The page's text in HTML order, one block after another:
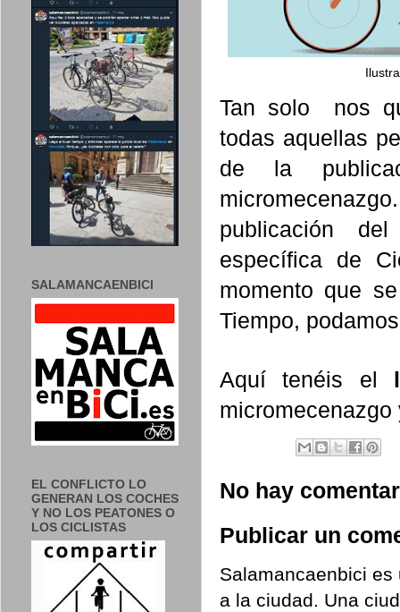
Tan solo nos
todas aquellas
de la
publicación
específica de
momento que
Tiempo,
Aquí tenéis el
micromecenazgo
No hay
Publicar un
Salamancaenbici
a la ciudad. Una
SALAMANCAENBICI
EL CONFLICTO LO
GENERAN LOS COCHES
Y NO LOS PEATONES O
LOS CICLISTAS